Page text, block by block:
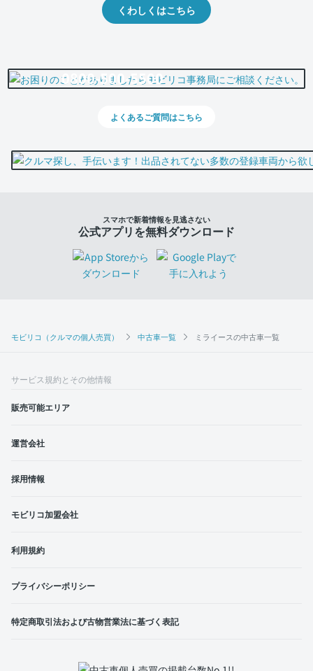
モビリコ（クルマの個人売買） 中古車一覧 ミライースの中古車一覧
くわしくはこちら
0800-500-5500
よくあるご質問はこちら
スマホで新着情報を見逃さない
公式アプリを無料ダウンロード
サービス規約とその他情報
販売可能エリア
運営会社
採用情報
モビリコ加盟会社
利用規約
プライバシーポリシー
特定商取引法および古物営業法に基づく表記